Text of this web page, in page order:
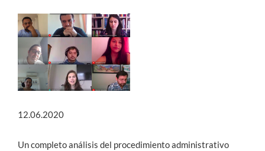
12.06.2020
Un completo análisis del procedimiento administrativo